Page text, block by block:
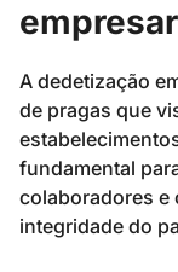
A dedetização
de pragas que
fundamental
colaboradores e
integridade do